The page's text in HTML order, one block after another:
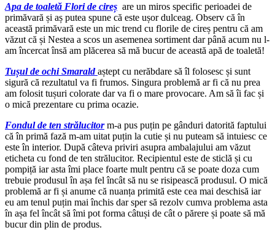
Apa de toaletă Flori de cireș are un miros specific perioadei de
primăvară și aș putea spune că este ușor dulceag. Observ că în
această primăvară este un mic trend cu florile de cireș pentru că am
văzut că și Nestea a scos un asemenea sortiment dar până acum nu l-
am încercat însă am plăcerea să mă bucur de această apă de toaletă!
Tușul de ochi Smaraldaștept cu nerăbdare să îl folosesc și sunt
sigură că rezultatul va fi frumos. Singura problemă ar fi că nu prea
am folosit tușuri colorate dar va fi o mare provocare. Am să îi fac și
o mică prezentare cu prima ocazie.
Fondul de ten strălucitorm-a pus puțin pe gânduri datorită faptului
că în primă fază m-am uitat puțin la cutie și nu puteam să intuiesc ce
este în interior. După câteva priviri asupra ambalajului am văzut
eticheta cu fond de ten strălucitor. Recipientul este de sticlă și cu
pompiță iar asta îmi place foarte mult pentru că se poate doza cum
trebuie produsul în așa fel încât să nu se risipească produsul. O mică
problemă ar fi și anume că nuanța primită este cea mai deschisă iar
eu am tenul puțin mai închis dar sper să rezolv cumva problema asta
în așa fel încât să îmi pot forma câtuși de cât o părere și poate să mă
bucur din plin de produs.